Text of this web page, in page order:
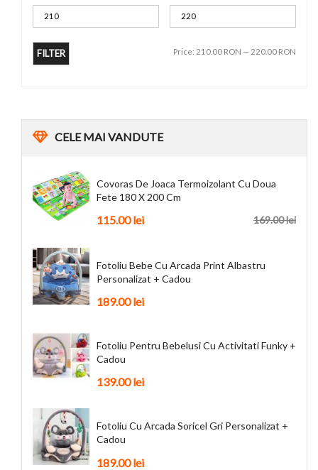
FILTER Price: 210.00 RON — 220.00 RON
CELEMAI VANDUTE
Covoras De Joaca Termoizolant Cu Doua
Fete 180 X 200 Cm
169.00 lei
115.00 lei
Fotoliu Bebe Cu Arcada Print Albastru
Personalizat + Cadou
189.00 lei
Fotoliu Pentru Bebelusi Cu Activitati Funky +
Cadou
139.00 lei
Fotoliu Cu Arcada Soricel Gri Personalizat +
Cadou
189.00 lei